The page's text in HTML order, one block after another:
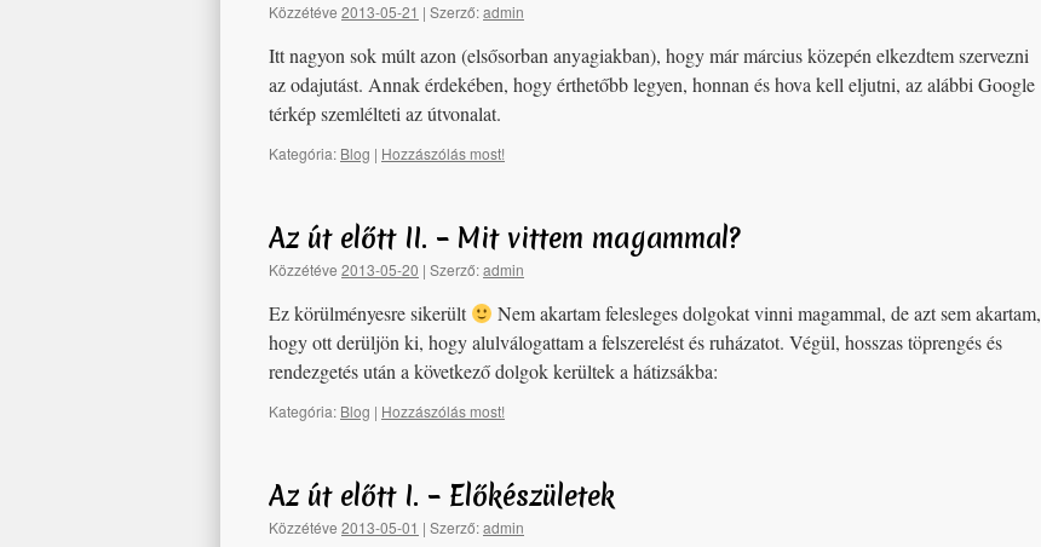
Közzétéve 2013-05-21 | Szerző:admin
Itt nagyon sok múlt azon (elsősorban anyagiakban), hogy már március közepén elkezdtem szervezni
az odajutást. Annak érdekében, hogy érthetőbb legyen, honnan és hova kell eljutni, az alábbi Google
térkép szemlélteti az útvonalat.
Kategória: Blog | Hozzászólás most!
Az út előtt II. – Mit vittem magammal?
Közzétéve 2013-05-20 | Szerző:admin
Ez körülményesre sikerült
Nem akartam felesleges dolgokat vinni magammal, de azt sem akartam,
hogy ott derüljön ki, hogy alulválogattam a felszerelést és ruházatot. Végül, hosszas töprengés és
rendezgetés után a következő dolgok kerültek a hátizsákba:
Kategória: Blog | Hozzászólás most!
Az út előtt I. – Előkészületek
Közzétéve 2013-05-01 | Szerző:admin